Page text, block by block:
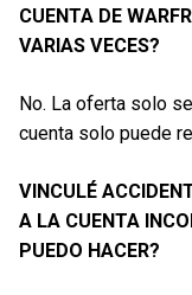
CUENTA DE
VARIAS VECES?
No. La oferta solo
cuenta solo puede
VINCULÉ
A LA CUENTA
PUEDO HACER?